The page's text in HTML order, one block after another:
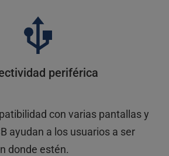
periférica
con varias pantallas y
ayudan a los usuarios a ser
donde estén.